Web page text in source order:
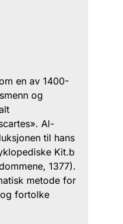
en av 1400-
og
Al-
til hans
Kit.b
1377).
metode for
fortolke